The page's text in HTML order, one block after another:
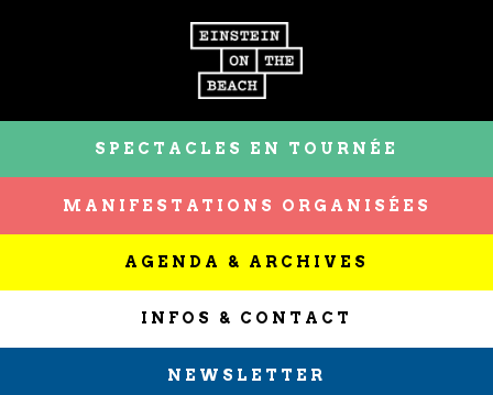
SPECTACLES EN TOURNÉE
MANIFESTATIONS ORGANISÉES
AGENDA & ARCHIVES
INFOS & CONTACT
NEWSLETTER